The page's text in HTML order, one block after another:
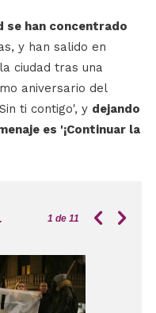
se han concentrado
y han salido en
ciudad tras una
aniversario del
ti contigo', y dejando
es '¡Continuar la
1 de 11